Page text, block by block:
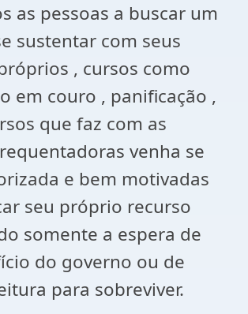
as pessoas a buscar um
sustentar com seus
, cursos como
em couro , panificação ,
que faz com as
venha se
e bem motivadas
seu próprio recurso
somente a espera de
do governo ou de
para sobreviver.